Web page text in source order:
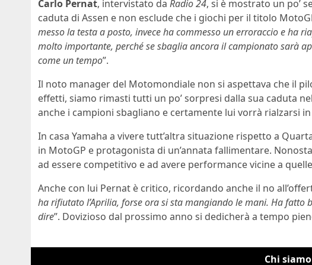
Carlo Pernat, intervistato da Radio 24, si è mostrato un po’
caduta di Assen e non esclude che i giochi per il titolo
messo la testa a posto, invece ha commesso un erroraccio e ha
molto importante, perché se sbaglia ancora il campionato sarà
come un tempo”.
Il noto manager del Motomondiale non si aspettava che il
effetti, siamo rimasti tutti un po’ sorpresi dalla sua caduta
anche i campioni sbagliano e certamente lui vorrà rialzarsi
In casa Yamaha a vivere tutt’altra situazione rispetto a
in MotoGP e protagonista di un’annata fallimentare.
ad essere competitivo e ad avere performance vicine a
Anche con lui Pernat è critico, ricordando anche il no
ha rifiutato l’Aprilia, forse ora si sta mangiando le mani. Ha fatto
dire”. Dovizioso dal prossimo anno si dedicherà a tempo
Chi siamo